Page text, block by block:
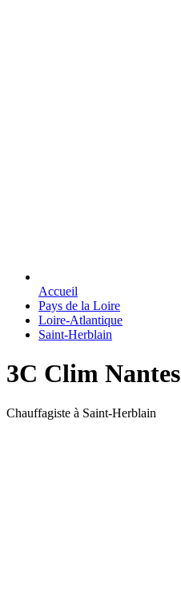
Accueil
Pays de la Loire
Loire-Atlantique
Saint-Herblain
3C Clim Nantes
Chauffagiste à Saint-Herblain